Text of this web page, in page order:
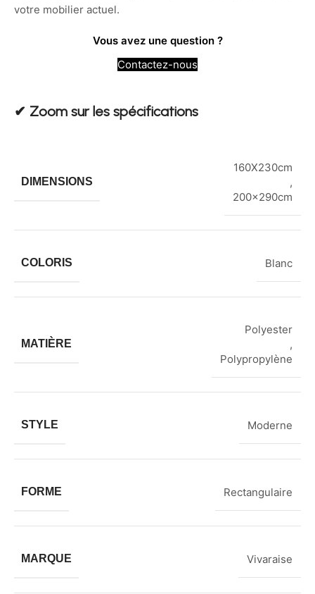
votre mobilier actuel.
Vous avez une question ?
Contactez-nous
✔︎ Zoom sur les spécifications
DIMENSIONS
160X230cm
,
200x290cm
COLORIS Blanc
MATIÈRE
Polyester
,
Polypropylène
STYLE Moderne
FORME Rectangulaire
MARQUE Vivaraise